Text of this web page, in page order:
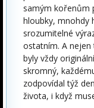
samým kořenům
hloubky, mnohdy
srozumitelné
ostatním. A nejen
byly vždy
skromný,
zodpovídal týž
života, i když